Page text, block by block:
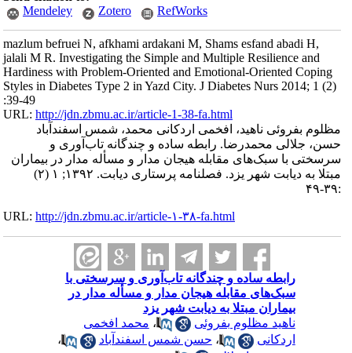
Mendeley
Zotero RefWorks
mazlum befruei N, afkhami ardakani M, Shams esfand abadi H,
jalali M R. Investigating the Simple and Multiple Resilience and
Hardiness with Problem-Oriented and Emotional-Oriented Coping
Styles in Diabetes Type 2 in Yazd City. J Diabetes Nurs 2014; 1 (2)
:39-49
URL:http://jdn.zbmu.ac.ir/article-1-38-fa.html
مظلوم بفروئی ناهید، افخمی اردکانی محمد، شمس اسفندآباد
حسن، جلالی محمدرضا. رابطه ساده و چندگانه تاب‌آوری و
سرسختی با سبک‌های مقابله هیجان مدار و مسأله مدار در بیماران
مبتلا به دیابت شهر یزد. فصلنامه پرستاری دیابت. ۱۳۹۲; ۱ (۲)
URL:http://jdn.zbmu.ac.ir/article-۱-۳۸-fa.html
رابطه ساده و چندگانه تاب‌آوری و سرسختی با
سبک‌های مقابله هیجان مدار و مسأله مدار در
بیماران مبتلا به دیابت شهر یزد
ناهید مظلوم بفروئی
،محمد افخمی
اردکانی
،حسن شمس اسفندآباد
،